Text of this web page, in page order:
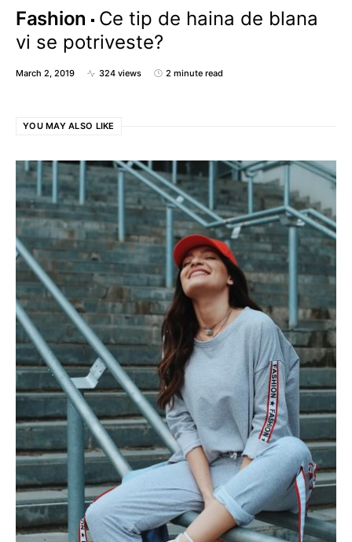
Fashion
Ce tip de haina de blana
vi se potriveste?
March 2, 2019 324 views 2 minute read
YOU MAY ALSO LIKE